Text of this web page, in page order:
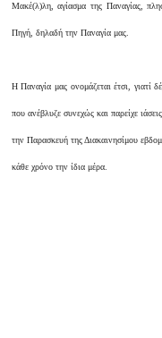
Μακέ(λ)λη, αγίασμα της Παναγίας,
Πηγή, δηλαδή την Παναγία μας.
Η Παναγία μας ονομάζεται έτσι, γιατί
που ανέβλυζε συνεχώς και παρείχε
την Παρασκευή της Διακαινησίμου
κάθε χρόνο την ίδια μέρα.